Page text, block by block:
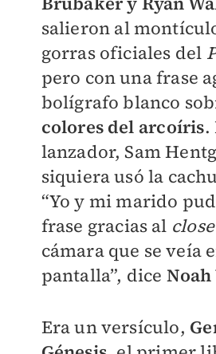
salieron al
gorras oficiales del
pero con una frase
bolígrafo blanco
colores del arcoíris.
lanzador, Sam
siquiera usó la
“Yo y mi marido
frase gracias al
cámara que se veía
pantalla”, dice Noah
Era un versículo,